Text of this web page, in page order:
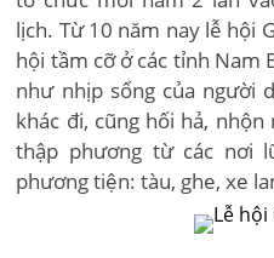
lịch. Từ 10 năm nay lễ hội
hội tầm cỡ ở các tỉnh Nam
như nhịp sống của người
khác đi, cũng hối hả,
thập phương từ các nơi
phương tiện: tàu, ghe, xe